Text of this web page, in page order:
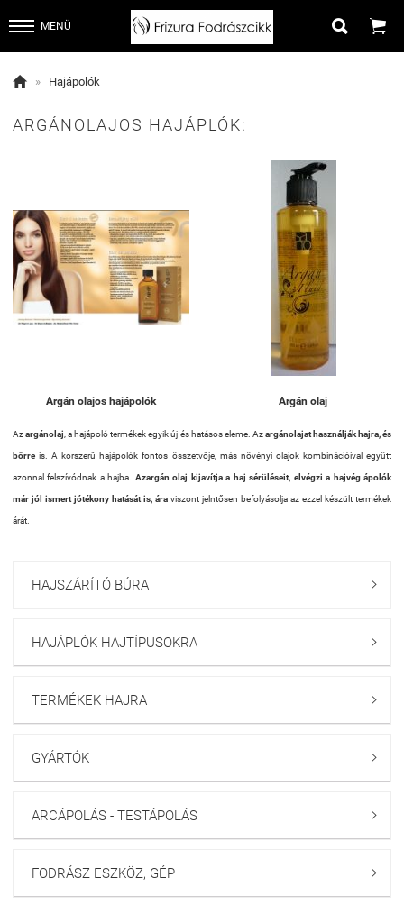
MENÜ  
 » Hajápolók
ARGÁNOLAJOS HAJÁPLÓK:
Argán olajos hajápolók Argán olaj
Azargánolaj , a hajápoló termékek egyik új és hatásos eleme. Azargánolajat használják hajra, és
bőrreis. A korszerű hajápolók fontos összetvője, más növényi olajok kombinációival együtt
azonnal felszívódnak a hajba. Azargán olaj kijavítja a haj sérüléseit, elvégzi a hajvég ápolók
már jól ismert jótékony hatását is, ára viszont jelntősen befolyásolja az ezzel készült termékek
árát.
HAJSZÁRÍTÓ BÚRA 
HAJÁPLÓK HAJTÍPUSOKRA 
TERMÉKEK HAJRA 
GYÁRTÓK 
ARCÁPOLÁS - TESTÁPOLÁS 
FODRÁSZ ESZKÖZ, GÉP 